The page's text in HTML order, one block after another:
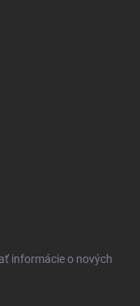
informácie o nových